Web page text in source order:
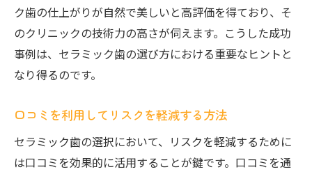
ク歯の仕上がりが自然で美しいと高評価を得ており、そ
のクリニックの技術力の高さが伺えます。こうした成功
事例は、セラミック歯の選び方における重要なヒントと
なり得るのです。
口コミを利用してリスクを軽減する方法
セラミック歯の選択において、リスクを軽減するために
は口コミを効果的に活用することが鍵です。口コミを通